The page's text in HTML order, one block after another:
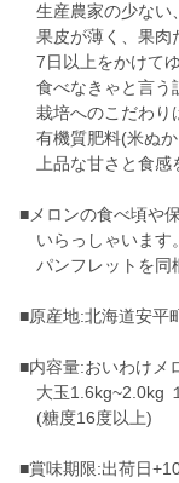
生産農家の少ない
果皮が薄く、果肉
7日以上をかけて
食べなきゃと言う
栽培へのこだわり
有機質肥料(米ぬ
上品な甘さと食感
■メロンの食べ頃や
いらっしゃいます
パンフレットを同
■原産地:北海道安平
■内容量:おいわけメ
大玉1.6kg~2.0kg
(糖度16度以上)
■賞味期限:出荷日